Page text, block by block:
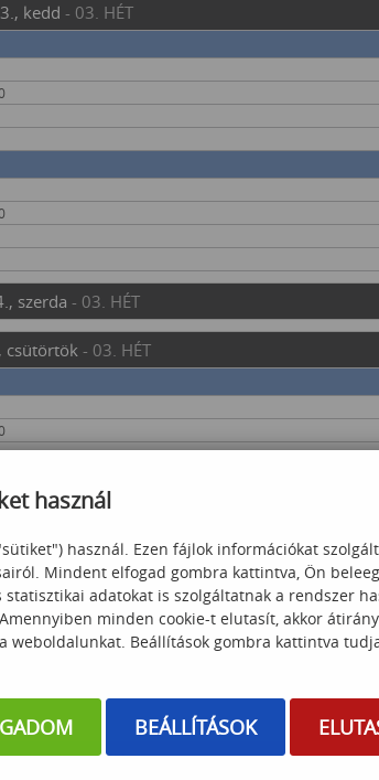
kedd - 03. HÉT
szerda - 03. HÉT
csütörtök - 03. HÉT
környezetben
péntek - 03. HÉT
használ
használ. Ezen fájlok információkat
Mindent elfogad gombra kattintva, Ön
statisztikai adatokat is szolgáltatnak a rendszer
minden cookie-t elutasít, akkor
weboldalunkat. Beállítások gombra kattintva
BEÁLLÍTÁSOK